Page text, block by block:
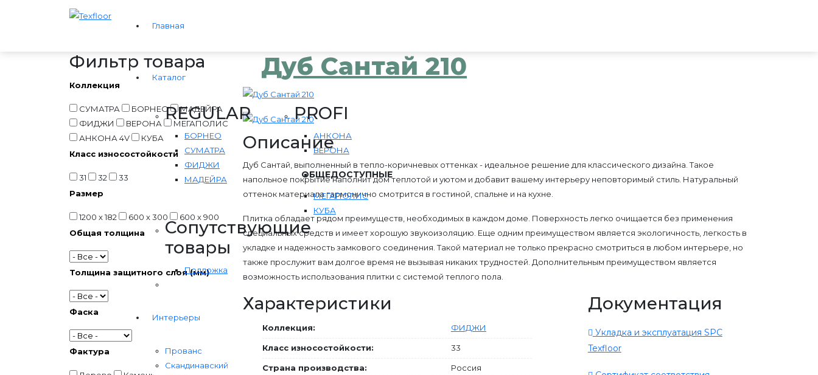
Главная
Каталог
REGULAR
БОРНЕО
СУМАТРА
ФИДЖИ
МАДЕЙРА
PROFI
АНКОНА
ВЕРОНА
ОБЩЕДОСТУПНЫЕ
МЕГАПОЛИС
КУБА
Сопутствующие
товары
Подложка
Интерьеры
Прованс
Скандинавский
Фильтр товара
Коллекция
СУМАТРА БОРНЕО
МАДЕЙРА
ФИДЖИ
ВЕРОНА
МЕГАПОЛИС
АНКОНА 4V
КУБА
Класс износостойкости
31 32
33
Размер
1200 х 182 600 х 300
600 х 900
Общая толщина
Толщина защитного слоя (мм)
Фаска
Фактура
Дуб Сантай 210
Описание
Дуб Сантай, выполненный в тепло-коричневых оттенках - идеальное решение для классического дизайна. Такое
напольное покрытие наполнит дом теплотой и уютом и добавит вашему интерьеру неповторимый стиль. Натуральный
оттенок материала гармонично смотрится в гостиной, спальне и на кухне.
Плитка обладает рядом преимуществ, необходимых в каждом доме. Поверхность легко очищается без применения
специальных средств и имеет хорошую звукоизоляцию. Еще одним преимуществом является экологичность, легкость в
укладке и надежность замкового соединения. Такой материал не только прекрасно смотриться в любом интерьере, но
также прослужит вам долгое время не вызывая никаких трудностей. Дополнительным преимуществом является
возможность использования плитки с системой теплого пола.
Характеристики
Коллекция: ФИДЖИ
Класс износостойкости: 33
Страна производства: Россия
Документация
Укладка и эксплуатация SPC
Texfloor